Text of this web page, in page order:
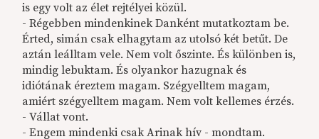
is egy volt az élet rejtélyei közül.
- Régebben mindenkinek Danként mutatkoztam be.
Érted, simán csak elhagytam az utolsó két betűt. De
aztán leálltam vele. Nem volt őszinte. És különben is,
mindig lebuktam. És olyankor hazugnak és
idiótának éreztem magam. Szégyelltem magam,
amiért szégyelltem magam. Nem volt kellemes érzés.
- Vállat vont.
- Engem mindenki csak Arinak hív - mondtam.